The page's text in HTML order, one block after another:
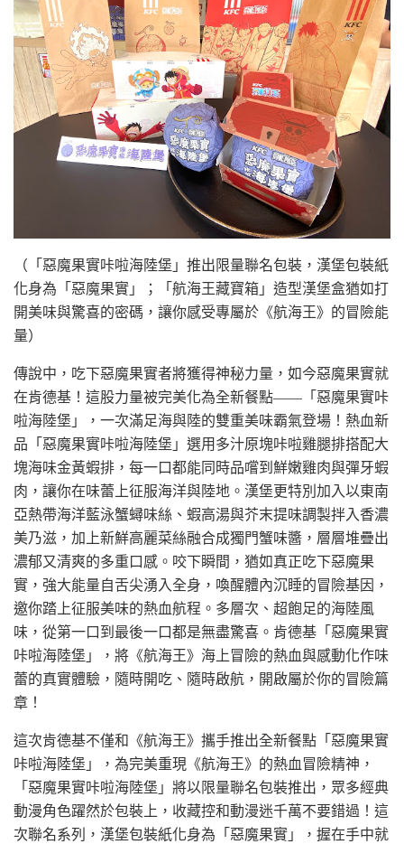
（「惡魔果實咔啦海陸堡」推出限量聯名包裝，漢堡包裝紙
化身為「惡魔果實」；「航海王藏寶箱」造型漢堡盒猶如打
開美味與驚喜的密碼，讓你感受專屬於《航海王》的冒險能
量）
傳說中，吃下惡魔果實者將獲得神秘力量，如今惡魔果實就
在肯德基！這股力量被完美化為全新餐點——「惡魔果實咔
啦海陸堡」，一次滿足海與陸的雙重美味霸氣登場！熱血新
品「惡魔果實咔啦海陸堡」選用多汁原塊咔啦雞腿排搭配大
塊海味金黃蝦排，每一口都能同時品嚐到鮮嫩雞肉與彈牙蝦
肉，讓你在味蕾上征服海洋與陸地。漢堡更特別加入以東南
亞熱帶海洋藍泳蟹蟳味絲、蝦高湯與芥末提味調製拌入香濃
美乃滋，加上新鮮高麗菜絲融合成獨門蟹味醬，層層堆疊出
濃郁又清爽的多重口感。咬下瞬間，猶如真正吃下惡魔果
實，強大能量自舌尖湧入全身，喚醒體內沉睡的冒險基因，
邀你踏上征服美味的熱血航程。多層次、超飽足的海陸風
味，從第一口到最後一口都是無盡驚喜。肯德基「惡魔果實
咔啦海陸堡」，將《航海王》海上冒險的熱血與感動化作味
蕾的真實體驗，隨時開吃、隨時啟航，開啟屬於你的冒險篇
章！
這次肯德基不僅和《航海王》攜手推出全新餐點「惡魔果實
咔啦海陸堡」，為完美重現《航海王》的熱血冒險精神，
「惡魔果實咔啦海陸堡」將以限量聯名包裝推出，眾多經典
動漫角色躍然於包裝上，收藏控和動漫迷千萬不要錯過！這
次聯名系列，漢堡包裝紙化身為「惡魔果實」，握在手中就